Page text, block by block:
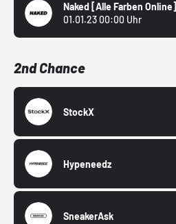
Naked [Alle Farben Online]
01.01.23 00:00 Uhr
2nd Chance
StockX
Hypeneedz
SneakerAsk